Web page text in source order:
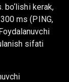
bo‘lishi kerak,
ms (PING,
sifati